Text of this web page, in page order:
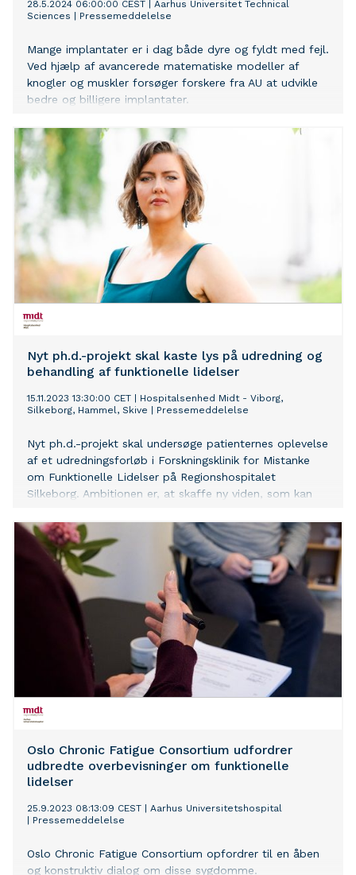
28.5.2024 06:00:00 CEST
Aarhus Universitet Technical
Sciences
Pressemeddelelse
Mange implantater er i dag både dyre og fyldt med fejl.
Ved hjælp af avancerede matematiske modeller af
knogler og muskler forsøger forskere fra AU at udvikle
bedre og billigere implantater.
Nyt ph.d.-projekt skal kaste lys på udredning og
behandling af funktionelle lidelser
15.11.2023 13:30:00 CET
Hospitalsenhed Midt - Viborg,
Silkeborg, Hammel, Skive
Pressemeddelelse
Nyt ph.d.-projekt skal undersøge patienternes oplevelse
af et udredningsforløb i Forskningsklinik for Mistanke
om Funktionelle Lidelser på Regionshospitalet
Silkeborg. Ambitionen er, at skaffe ny viden, som kan
funktionelle lidelser.
Oslo Chronic Fatigue Consortium udfordrer
udbredte overbevisninger om funktionelle
lidelser
25.9.2023 08:13:09 CEST
Aarhus Universitetshospital
Pressemeddelelse
Oslo Chronic Fatigue Consortium opfordrer til en åben
og konstruktiv dialog om disse sygdomme.